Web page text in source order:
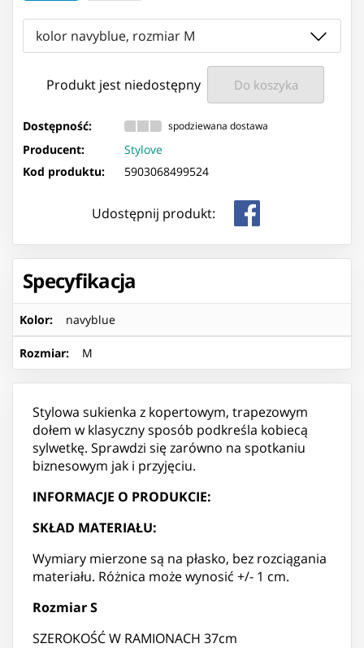
kolor navyblue, rozmiar M
Produkt jest niedostępny Do koszyka
Dostępność: spodziewana dostawa
Producent:
Stylove
Kod produktu:
5903068499524
Udostępnij produkt:
Specyfikacja
Kolor: navyblue
Rozmiar: M
Stylowa sukienka z kopertowym, trapezowym
dołem w klasyczny sposób podkreśla kobiecą
sylwetkę. Sprawdzi się zarówno na spotkaniu
biznesowym jak i przyjęciu.
INFORMACJE O PRODUKCIE:
SKŁAD MATERIAŁU:
Wymiary mierzone są na płasko, bez rozciągania
materiału. Różnica może wynosić +/- 1 cm.
Rozmiar S
SZEROKOŚĆ W RAMIONACH 37cm